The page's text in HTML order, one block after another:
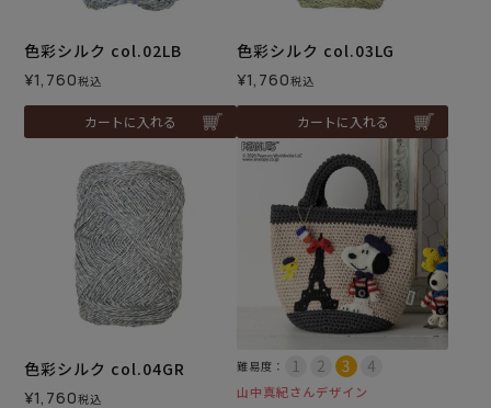
色彩シルク col.02LB
¥1,760税込
カートに入れる
色彩シルク col.03LG
¥1,760税込
カートに入れる
色彩シルク col.04GR
¥1,760税込
難易度：
山中真紀さんデザイン